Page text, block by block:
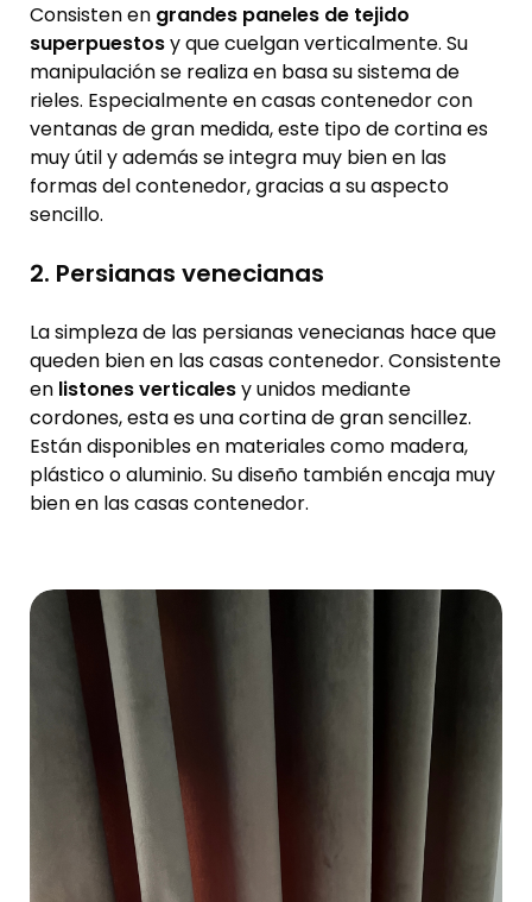
Consisten en grandes paneles de tejido
superpuestosy que cuelgan verticalmente. Su
manipulación se realiza en basa su sistema de
rieles. Especialmente en casas contenedor con
ventanas de gran medida, este tipo de cortina es
muy útil y además se integra muy bien en las
formas del contenedor, gracias a su aspecto
sencillo.
2. Persianas venecianas
La simpleza de las persianas venecianas hace que
queden bien en las casas contenedor. Consistente
en listones verticalesy unidos mediante
cordones, esta es una cortina de gran sencillez.
Están disponibles en materiales como madera,
plástico o aluminio. Su diseño también encaja muy
bien en las casas contenedor.